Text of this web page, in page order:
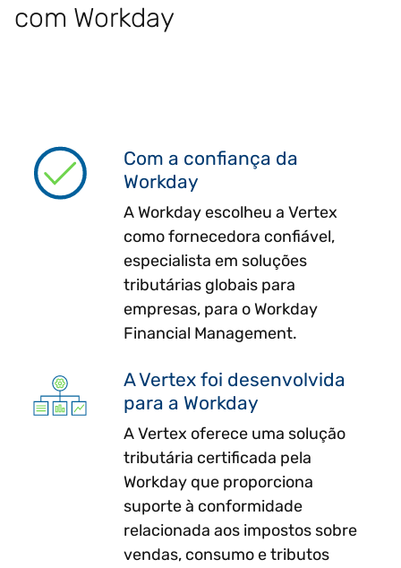
com Workday
Com a confiança da
Workday
A Workday escolheu a Vertex
como fornecedora confiável,
especialista em soluções
tributárias globais para
empresas, para o Workday
Financial Management.
A Vertex foi desenvolvida
para a Workday
A Vertex oferece uma solução
tributária certificada pela
Workday que proporciona
suporte à conformidade
relacionada aos impostos sobre
vendas, consumo e tributos